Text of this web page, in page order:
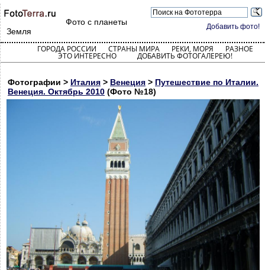
Добавить фото!
Фото с планеты
Земля
ГОРОДА РОССИИ СТРАНЫ МИРА РЕКИ, МОРЯ РАЗНОЕ
ЭТО ИНТЕРЕСНО ДОБАВИТЬ ФОТОГАЛЕРЕЮ!
Фотографии > Италия > Венеция > Путешествие по Италии.
Венеция. Октябрь 2010 (Фото №18)